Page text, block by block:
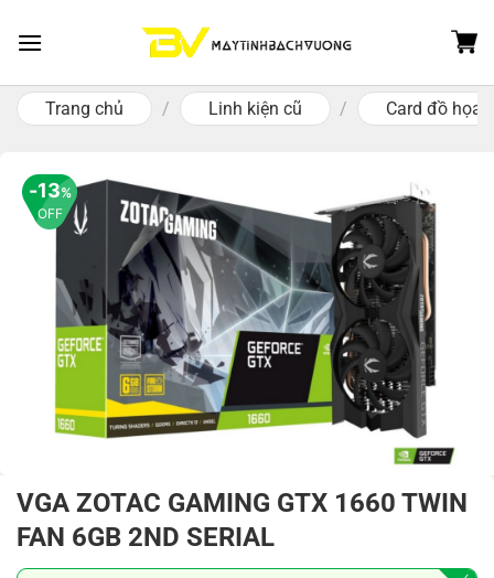
Trang chủ
/ Linh kiện cũ / Card đồ họa
13%
OFF
VGA ZOTAC GAMING GTX 1660 TWIN
FAN 6GB 2ND SERIAL